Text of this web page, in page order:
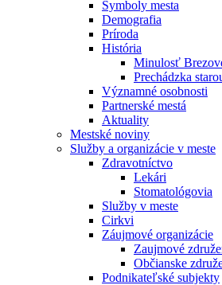
Symboly mesta
Demografia
Príroda
História
Minulosť
Prechádzka
Významné osobnosti
Partnerské mestá
Aktuality
Mestské noviny
Služby a organizácie v meste
Zdravotníctvo
Lekári
Stomatológovia
Služby v meste
Cirkvi
Záujmové organizácie
Zaujmové
Občianske
Podnikateľské subjekty